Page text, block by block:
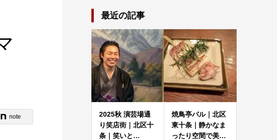
note
最近の記事
2025秋 演芸場通
り笑店街｜北区十
条｜笑いと…
焼鳥亭バル｜北区
東十条｜静かなま
ったり空間で美…